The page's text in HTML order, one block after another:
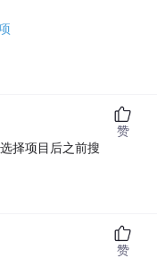
择项目后之前搜
赞
赞